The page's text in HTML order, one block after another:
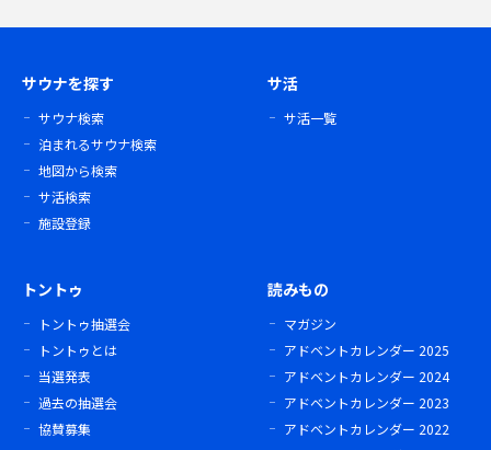
サウナを探す
サウナ検索
泊まれるサウナ検索
地図から検索
サ活検索
施設登録
サ活
サ活一覧
トントゥ
トントゥ抽選会
トントゥとは
当選発表
過去の抽選会
協賛募集
読みもの
マガジン
アドベントカレンダー 2025
アドベントカレンダー 2024
アドベントカレンダー 2023
アドベントカレンダー 2022